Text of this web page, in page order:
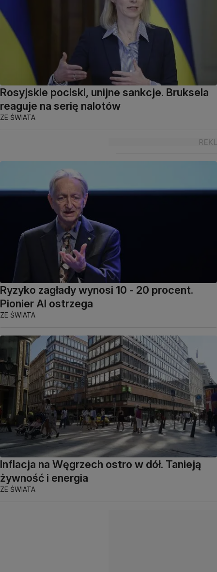
Rosyjskie pociski, unijne sankcje. Bruksela
reaguje na serię nalotów
ZE ŚWIATA
Ryzyko zagłady wynosi 10 - 20 procent.
Pionier AI ostrzega
ZE ŚWIATA
Inflacja na Węgrzech ostro w dół. Tanieją
żywność i energia
ZE ŚWIATA